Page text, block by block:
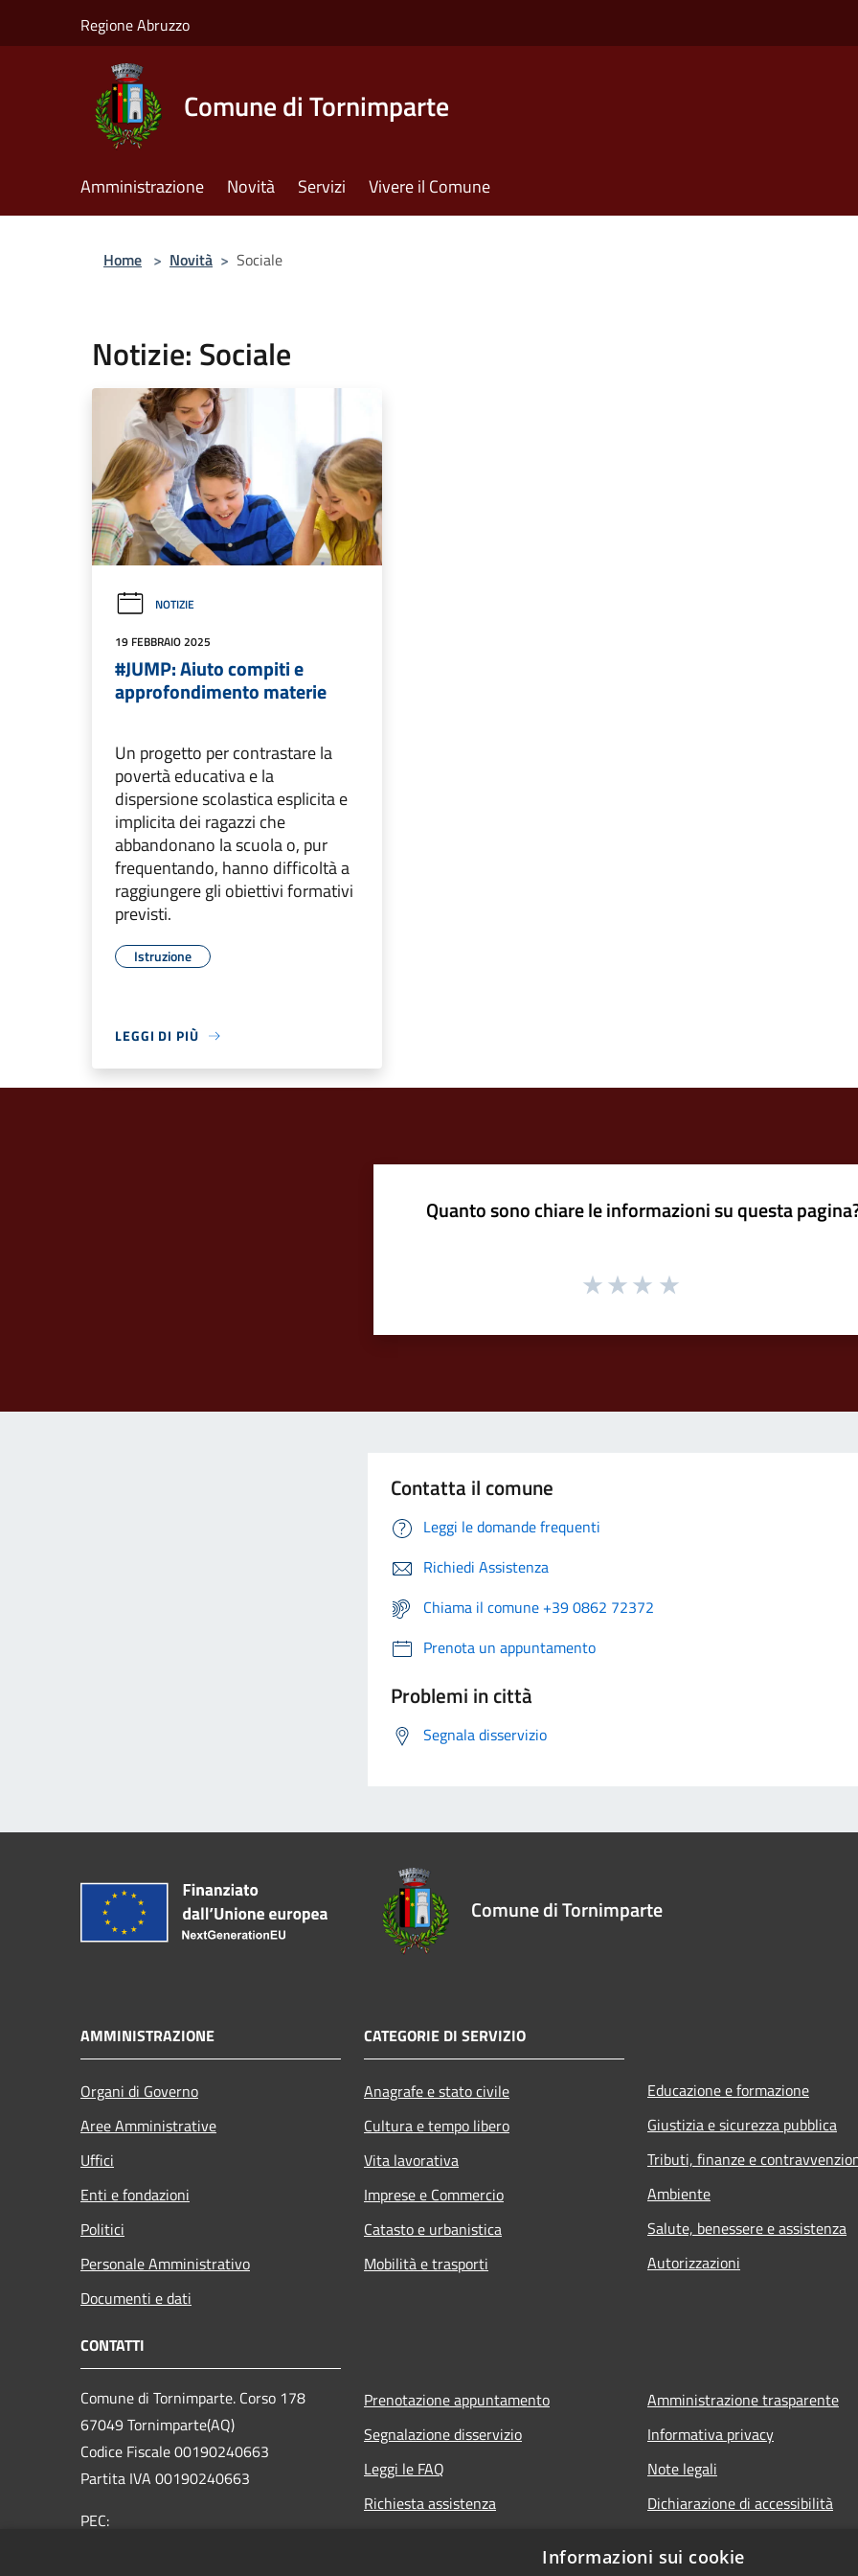
Regione Abruzzo
Comune di Tornimparte
Amministrazione Novità Servizi Vivere il Comune
Home > Novità > Sociale
Notizie: Sociale
NOTIZIE
19 FEBBRAIO 2025
#JUMP: Aiuto compiti e
approfondimento materie
Un progetto per contrastare la
povertà educativa e la
dispersione scolastica esplicita e
implicita dei ragazzi che
abbandonano la scuola o, pur
frequentando, hanno difficoltà a
raggiungere gli obiettivi formativi
previsti.
Istruzione
LEGGI DI PIÙ
Quanto sono chiare le informazioni su questa
Contatta il comune
Leggi le domande frequenti
Richiedi Assistenza
Chiama il comune +39 0862 72372
Prenota un appuntamento
Problemi in città
Segnala disservizio
Comune di Tornimparte
AMMINISTRAZIONE
Organi di Governo
Aree Amministrative
Uffici
Enti e fondazioni
Politici
Personale Amministrativo
Documenti e dati
CATEGORIE DI SERVIZIO
Anagrafe e stato civile
Cultura e tempo libero
Vita lavorativa
Imprese e Commercio
Catasto e urbanistica
Mobilità e trasporti
Educazione e formazione
Giustizia e sicurezza pubblica
Tributi, finanze e
Ambiente
Salute, benessere e assistenza
Autorizzazioni
CONTATTI
Comune di Tornimparte. Corso 178
67049 Tornimparte(AQ)
Codice Fiscale 00190240663
Partita IVA 00190240663
PEC:
Prenotazione appuntamento
Segnalazione disservizio
Leggi le FAQ
Richiesta assistenza
Amministrazione trasparente
Informativa privacy
Note legali
Dichiarazione di accessibilità
Informazioni sui cookie